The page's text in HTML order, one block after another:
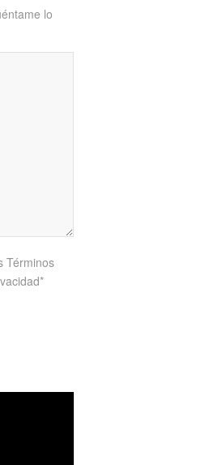
lo
Términos